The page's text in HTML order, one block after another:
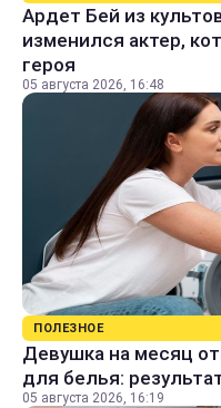
Ардет Бей из
изменился актер,
героя
05 августа 2026, 16:48
ПОЛЕЗНОЕ
Девушка на месяц
для белья:
05 августа 2026, 16:19